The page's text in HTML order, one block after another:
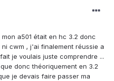
a501 était en hc 3.2 donc
cwm , j'ai finalement réussie a
je voulais juste comprendre ...
donc théoriquement en 3.2
je devais faire passer ma